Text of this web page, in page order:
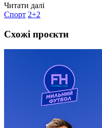
Читати далі
Спорт 2+2
Схожі проєкти